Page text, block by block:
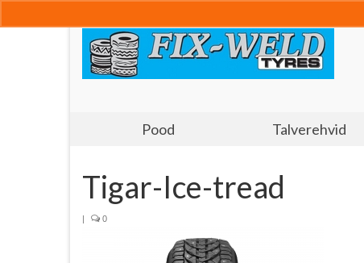
Pood Talverehvid
Tigar-Ice-tread
| 0